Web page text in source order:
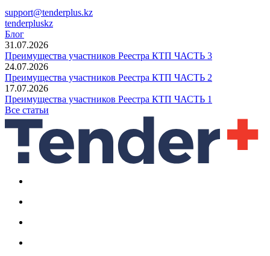
support@tenderplus.kz
tenderpluskz
Блог
31.07.2026
Преимущества участников Реестра КТП ЧАСТЬ 3
24.07.2026
Преимущества участников Реестра КТП ЧАСТЬ 2
17.07.2026
Преимущества участников Реестра КТП ЧАСТЬ 1
Все статьи